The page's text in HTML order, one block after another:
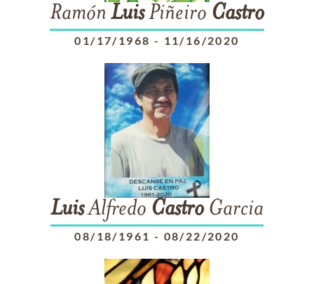
Ramón LuisPiñeiro Castro
01/17/1968 - 11/16/2020
LuisAlfredo CastroGarcia
08/18/1961 - 08/22/2020